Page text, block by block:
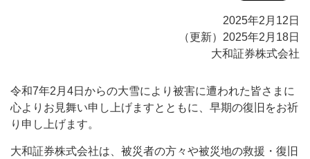
2025年2月12日
（更新）2025年2月18日
大和証券株式会社
令和7年2月4日からの大雪により被害に遭われた皆さまに
心よりお見舞い申し上げますとともに、早期の復旧をお祈
り申し上げます。
大和証券株式会社は、被災者の方々や被災地の救援・復旧